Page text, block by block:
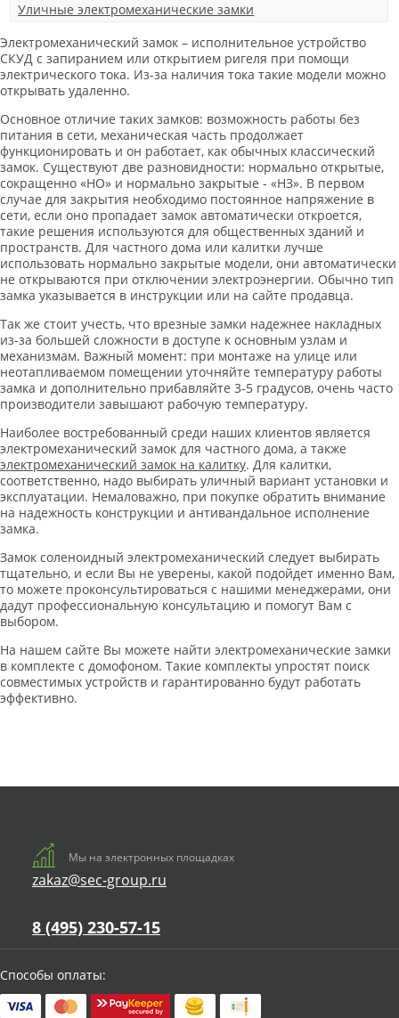
Уличные электромеханические замки
Электромеханический замок – исполнительное устройство
СКУД с запиранием или открытием ригеля при помощи
электрического тока. Из-за наличия тока такие модели можно
открывать удаленно.
Основное отличие таких замков: возможность работы без
питания в сети, механическая часть продолжает
функционировать и он работает, как обычных классический
замок. Существуют две разновидности: нормально открытые,
сокращенно «НО» и нормально закрытые - «НЗ». В первом
случае для закрытия необходимо постоянное напряжение в
сети, если оно пропадает замок автоматически откроется,
такие решения используются для общественных зданий и
пространств. Для частного дома или калитки лучше
использовать нормально закрытые модели, они автоматически
не открываются при отключении электроэнергии. Обычно тип
замка указывается в инструкции или на сайте продавца.
Так же стоит учесть, что врезные замки надежнее накладных
из-за большей сложности в доступе к основным узлам и
механизмам. Важный момент: при монтаже на улице или
неотапливаемом помещении уточняйте температуру работы
замка и дополнительно прибавляйте 3-5 градусов, очень часто
производители завышают рабочую температуру.
Наиболее востребованный среди наших клиентов является
электромеханический замок для частного дома, а также
электромеханический замок на калитку. Для калитки,
соответственно, надо выбирать уличный вариант установки и
эксплуатации. Немаловажно, при покупке обратить внимание
на надежность конструкции и антивандальное исполнение
замка.
Замок соленоидный электромеханический следует выбирать
тщательно, и если Вы не уверены, какой подойдет именно Вам,
то можете проконсультироваться с нашими менеджерами, они
дадут профессиональную консультацию и помогут Вам с
выбором.
На нашем сайте Вы можете найти электромеханические замки
в комплекте с домофоном. Такие комплекты упростят поиск
совместимых устройств и гарантированно будут работать
эффективно.
Мы на электронных площадках
zakaz@sec-group.ru
8 (495) 230-57-15
Способы оплаты: